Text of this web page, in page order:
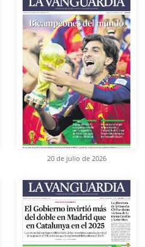
20 de julio de 2026